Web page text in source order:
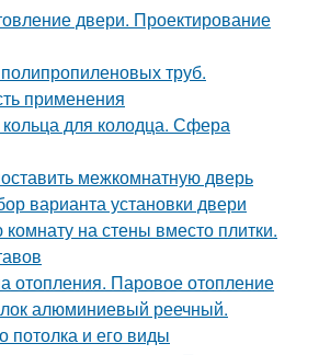
двери. Проектирование
труб.
применения
для колодца. Сфера
межкомнатную дверь
варианта установки двери
на стены вместо плитки.
отопления. Паровое отопление
алюминиевый реечный.
потолка и его виды